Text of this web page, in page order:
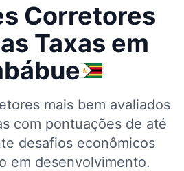
Corretores
Taxas em
mais bem avaliados
com pontuações de até
desafios econômicos
em desenvolvimento.